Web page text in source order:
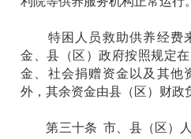
特困人员救助供养经费
金、县（区）政府按照规定
金、社会捐赠资金以及其他
外，其余资金由县（区）财政
第三十条 市、县（区）人